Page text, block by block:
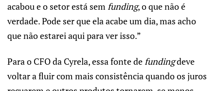
acabou e o setor está semfunding, o que não é
verdade. Pode ser que ela acabe um dia, mas acho
que não estarei aqui para ver isso.”
Para o CFO da Cyrela, essa fonte defundingdeve
voltar a fluir com mais consistência quando os juros